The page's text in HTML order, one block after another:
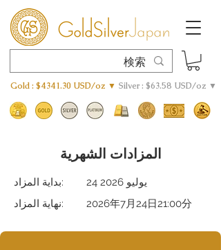
Gold : $4341.30 USD/oz ▼ Silver : $63.58 USD/oz ▼
المزادات الشهرية
بداية المزاد:
24 يوليو 2026
نهاية المزاد:
2026年7月24日21:00分